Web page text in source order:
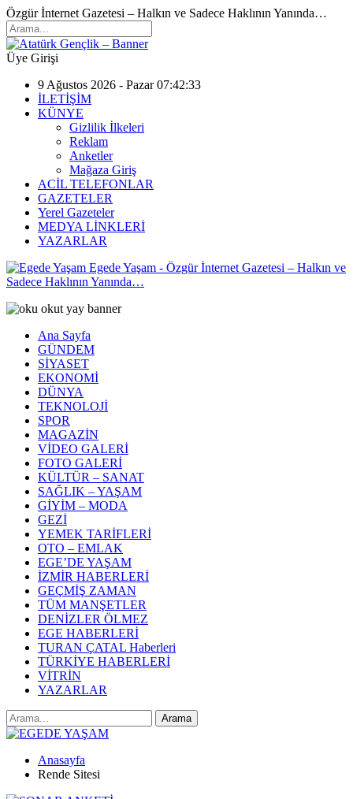
Özgür İnternet Gazetesi – Halkın ve Sadece Haklının Yanında…
Üye Girişi
9 Ağustos 2026 - Pazar 07:42:33
İLETİŞİM
KÜNYE
Gizlilik İlkeleri
Reklam
Anketler
Mağaza Giriş
ACİL TELEFONLAR
GAZETELER
Yerel Gazeteler
MEDYA LİNKLERİ
YAZARLAR
Egede Yaşam - Özgür İnternet Gazetesi – Halkın ve
Sadece Haklının Yanında…
Ana Sayfa
GÜNDEM
SİYASET
EKONOMİ
DÜNYA
TEKNOLOJİ
SPOR
MAGAZİN
VİDEO GALERİ
FOTO GALERİ
KÜLTÜR – SANAT
SAĞLIK – YAŞAM
GİYİM – MODA
GEZİ
YEMEK TARİFLERİ
OTO – EMLAK
EGE’DE YAŞAM
İZMİR HABERLERİ
GEÇMİŞ ZAMAN
TÜM MANŞETLER
DENİZLER ÖLMEZ
EGE HABERLERİ
TURAN ÇATAL Haberleri
TÜRKİYE HABERLERİ
VİTRİN
YAZARLAR
Anasayfa
Rende Sitesi